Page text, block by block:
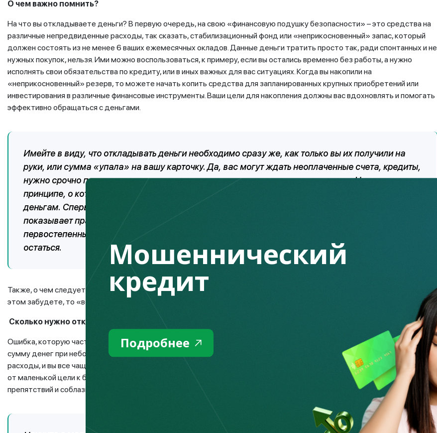
О чем важно помнить?
На что вы откладываете деньги? В первую очередь, на свою «финансовую подушку безопасности» – это средства на
различные непредвиденные расходы, так сказать, стабилизационный фонд или «неприкосновенный» запас, который
должен состоять из не менее 6 ваших ежемесячных окладов. Данные деньги тратить просто так, ради спонтанных и не
нужных покупок, нельзя. Ими можно воспользоваться, к примеру, если вы остались временно без работы, а нужно
исполнять свои обязательства по кредиту, или в иных важных для вас ситуациях. Когда вы накопили на
«неприкосновенный» резерв, то можете начать копить средства для запланированных крупных приобретений или
инвестирования в различные финансовые инструменты. Ваши цели для накопления должны вас вдохновлять и помогать
эффективно обращаться с деньгами.
Имейте в виду, что откладывать деньги необходимо сразу же, как только вы их получили на
руки, или сумма «упала» на вашу карточку. Да, вас могут ждать неоплаченные счета, кредиты,
нужно срочно покупать продукты питания или дать карманные средства детям. Но главное в
принципе, о котором вы узнали, – это вы сами. Нужно поменять свое мышление и отношение к
деньгам. Сперва подумайте о себе любимом, а потом уже обо всем остальном. К тому же, как
показывает практика, если вы, к примеру, при получении денег потратите их на
первостепенные и второстепенные расходы, то в остатке у вас может уже ничего и не
остаться.
Также, о чем следует помнить, – это регулярность. Если вы два месяца будете откладывать, а потом на три месяца об
этом забудете, то «воз останется и ныне там», а привычка делать накопления вряд ли выработается.
Сколько нужно откладывать?
Ошибка, которую часто совершают те, кто всерьез занялся финансовым планированием, – это откладывать крупную
сумму денег при небольшом размере доходов. Так вы устанете быстро, вам не будет хватать денег на бытовые
расходы, и вы все чаще и чаще будете «брать в долг» из своего «неприкосновенного» запаса. Принцип передвижения
от маленькой цели к большой позволит сохранить энергию, которую можно направить на преодоление всех
препятствий и соблазнов, которые могут возникнуть на вашем пути к финансовой независимости.
Мошеннический
кредит
Подробнее